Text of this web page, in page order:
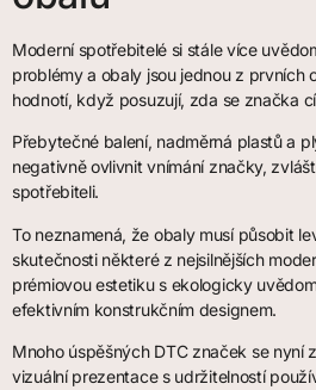
Moderní spotřebitelé si stále více
problémy a obaly jsou jednou z prvních
hodnotí, když posuzují, zda se značka
Přebytečné balení, nadměrná plastů a
negativně ovlivnit vnímání značky,
spotřebiteli.
To neznamená, že obaly musí působit
skutečnosti některé z nejsilnějších
prémiovou estetiku s ekologicky
efektivním konstrukčním designem.
Mnoho úspěšných DTC značek se nyní
vizuální prezentace s udržitelností